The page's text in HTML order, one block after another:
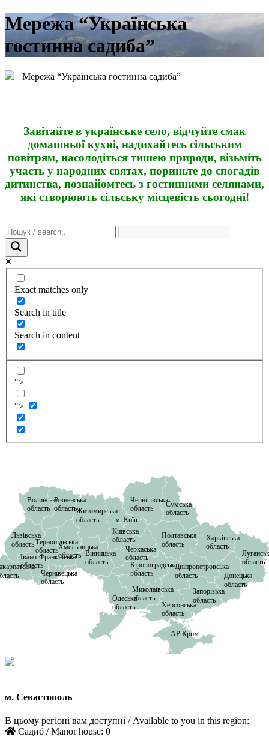
Мережа “Українська
гостинна садиба”
Мережа “Українська гостинна садиба”
Завітайте в українське село, відчуйте смак
домашньої кухні, надихайтесь сільським
повітрям, насолодіться тишею природи, візьміть
участь у народних святах, пориньте до спогадів
дитинства, познайомтесь з гостинними селянами,
які створюють сільську місцевість сьогодні!
Exact matches only
Search in title
Search in content
">
">
АР Крим
Черкаська
область
Чернігівська
область
Чернівецька
область
Дніпропетровська
область
Донецька
область
Івано-Франківська
область
Харківська
область
Херсонська
область
Хмельницька
область
м. Київ
Київська
область
Кіровоградська
область
область
Львівська
область
Миколаївська
область
Одеська
область
Полтавська
область
Рівненська
область
Сумська
область
Тернопільська
область
Вінницька
область
Волинська
область
Запорізька
область
Житомирська
область
м. Севастополь
В цьому регіоні вам доступні / Available to you in this region:
Садиб / Manor house: 0